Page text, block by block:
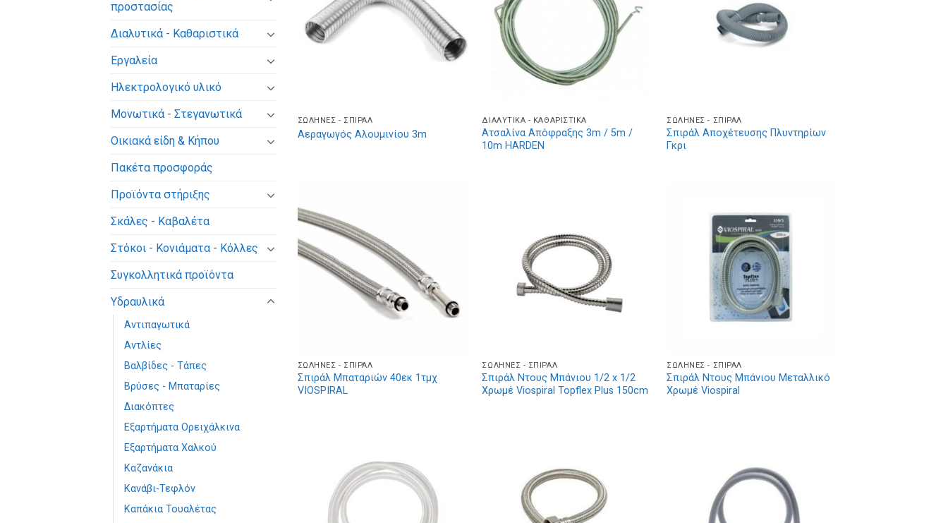
προστασίας
Διαλυτικά - Καθαριστικά
Εργαλεία
Ηλεκτρολογικό υλικό
Μονωτικά - Στεγανωτικά
Οικιακά είδη & Κήπου
Πακέτα προσφοράς
Προϊόντα στήριξης
Σκάλες - Καβαλέτα
Στόκοι - Κονιάματα - Κόλλες
Συγκολλητικά προϊόντα
Υδραυλικά
Αντιπαγωτικά
Αντλίες
Βαλβίδες - Τάπες
Βρύσες - Μπαταρίες
Διακόπτες
Εξαρτήματα Ορειχάλκινα
Εξαρτήματα Χαλκού
Καζανάκια
Κανάβι-Τεφλόν
Καπάκια Τουαλέτας
ΣΩΛΉΝΕΣ - ΣΠΙΡΆΛ
Αεραγωγός Αλουμινίου 3m
ΔΙΑΛΥΤΙΚΆ - ΚΑΘΑΡΙΣΤΙΚΆ
Ατσαλίνα Απόφραξης 3m / 5m /
10m HARDEN
ΣΩΛΉΝΕΣ - ΣΠΙΡΆΛ
Σπιράλ Αποχέτευσης Πλυντηρίων
Γκρι
ΣΩΛΉΝΕΣ - ΣΠΙΡΆΛ
Σπιράλ Μπαταριών 40εκ 1τμχ
VIOSPIRAL
ΣΩΛΉΝΕΣ - ΣΠΙΡΆΛ
Σπιράλ Ντους Μπάνιου 1/2 x 1/2
Χρωμέ Viospiral Topflex Plus 150cm
ΣΩΛΉΝΕΣ - ΣΠΙΡΆΛ
Σπιράλ Ντους Μπάνιου Μεταλλικό
Χρωμέ Viospiral